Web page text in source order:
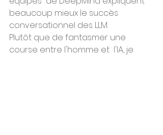
beaucoup mieux le succès
conversationnel des LLM.
Plutôt que de fantasmer une
course entre l'homme et  l'IA, je